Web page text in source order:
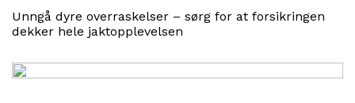
Unngå dyre overraskelser – sørg for at forsikringen
dekker hele jaktopplevelsen